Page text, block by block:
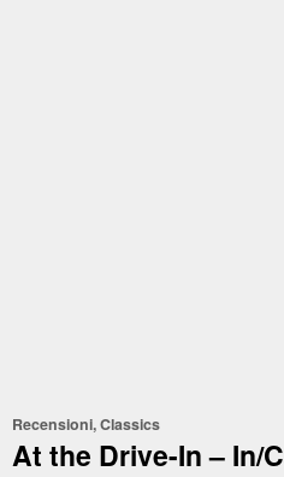
Recensioni,Classics
At the Drive-In – In/